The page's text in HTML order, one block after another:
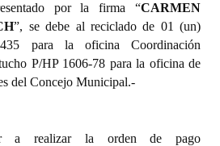
por la firma “CARMEN
”, se debe al reciclado de 01 (un)
para la oficina Coordinación
P/HP 1606-78 para la oficina de
del Concejo Municipal.-
a realizar la orden de pago